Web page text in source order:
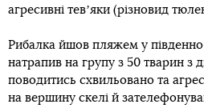
агресивні тевʼяки (різновид
Рибалка йшов пляжем у
натрапив на групу з 50 тварин з
поводитись схвильовано та
на вершину скелі й